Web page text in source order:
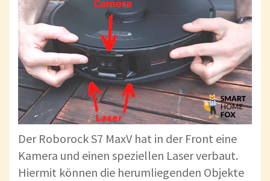
Der Roborock S7 MaxV hat in der Front eine
Kamera und einen speziellen Laser verbaut.
Hiermit können die herumliegenden Objekte